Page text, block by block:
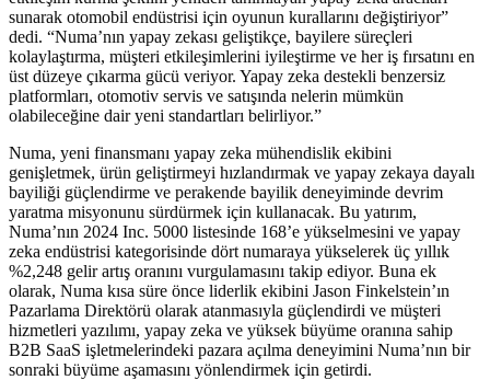
sunarak otomobil endüstrisi için oyunun kurallarını değiştiriyor”
dedi. “Numa’nın yapay zekası geliştikçe, bayilere süreçleri
kolaylaştırma, müşteri etkileşimlerini iyileştirme ve her iş fırsatını en
üst düzeye çıkarma gücü veriyor. Yapay zeka destekli benzersiz
platformları, otomotiv servis ve satışında nelerin mümkün
olabileceğine dair yeni standartları belirliyor.”
Numa, yeni finansmanı yapay zeka mühendislik ekibini
genişletmek, ürün geliştirmeyi hızlandırmak ve yapay zekaya dayalı
bayiliği güçlendirme ve perakende bayilik deneyiminde devrim
yaratma misyonunu sürdürmek için kullanacak. Bu yatırım,
Numa’nın 2024 Inc. 5000 listesinde 168’e yükselmesini ve yapay
zeka endüstrisi kategorisinde dört numaraya yükselerek üç yıllık
%2,248 gelir artış oranını vurgulamasını takip ediyor. Buna ek
olarak, Numa kısa süre önce liderlik ekibini Jason Finkelstein’ın
Pazarlama Direktörü olarak atanmasıyla güçlendirdi ve müşteri
hizmetleri yazılımı, yapay zeka ve yüksek büyüme oranına sahip
B2B SaaS işletmelerindeki pazara açılma deneyimini Numa’nın bir
sonraki büyüme aşamasını yönlendirmek için getirdi.